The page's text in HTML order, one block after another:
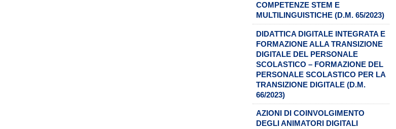
COMPETENZE STEM E
MULTILINGUISTICHE (D.M. 65/2023)
DIDATTICA DIGITALE INTEGRATA E
FORMAZIONE ALLA TRANSIZIONE
DIGITALE DEL PERSONALE
SCOLASTICO – FORMAZIONE DEL
PERSONALE SCOLASTICO PER LA
TRANSIZIONE DIGITALE (D.M.
66/2023)
AZIONI DI COINVOLGIMENTO
DEGLI ANIMATORI DIGITALI